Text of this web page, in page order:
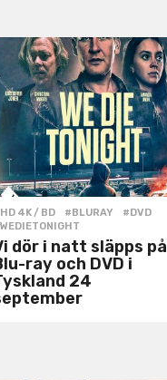
4K / BD #BLURAY ,#DVD
dör i natt släpps på
ray och DVD i
24